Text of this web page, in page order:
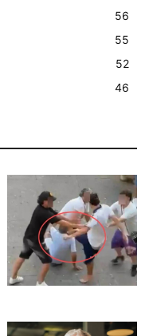
56
55
52
46